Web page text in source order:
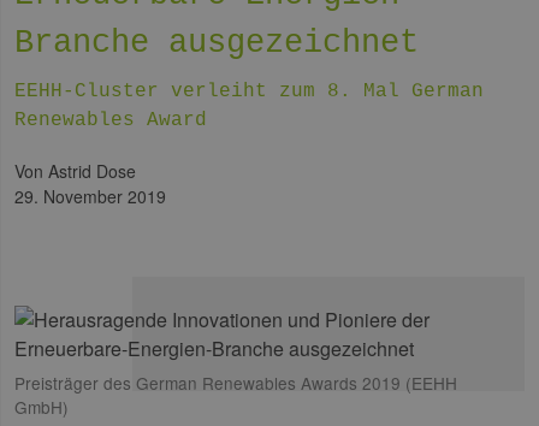
Branche ausgezeichnet
EEHH-Cluster verleiht zum 8. Mal German
Renewables Award
Preisträger des German Renewables Awards 2019 (EEHH
GmbH)
von Astrid Dose
29. November 2019